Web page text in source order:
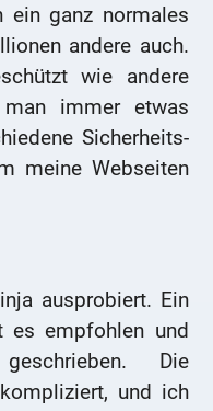
ein ganz normales
andere auch.
wie andere
immer etwas
Sicherheits-
meine Webseiten
ausprobiert. Ein
es empfohlen und
Die
und ich